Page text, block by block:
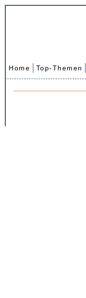
Home Top-Themen